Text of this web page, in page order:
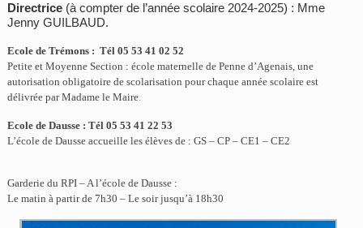
Directrice (à compter de l’année scolaire 2024-2025) : Mme
Jenny GUILBAUD.
Ecole de Trémons : Tél 05 53 41 02 52
Petite et Moyenne Section : école maternelle de Penne d’Agenais, une
autorisation obligatoire de scolarisation pour chaque année scolaire est
délivrée par Madame le Maire
Ecole de Dausse : Tél 05 53 41 22 53
L’école de Dausse accueille les élèves de : GS – CP – CE1 – CE2
Garderie du RPI – A l’école de Dausse :
Le matin à partir de 7h30 – Le soir jusqu’à 18h30